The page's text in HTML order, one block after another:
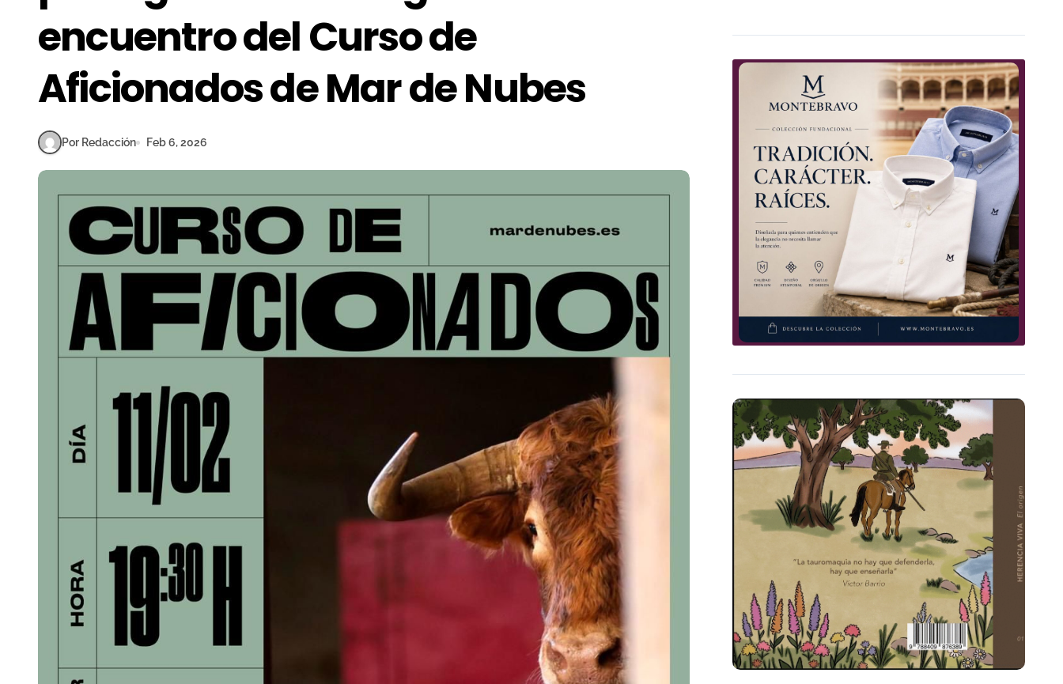
encuentro del Curso de
Aficionados de Mar de Nubes
Por Redacción Feb 6, 2026